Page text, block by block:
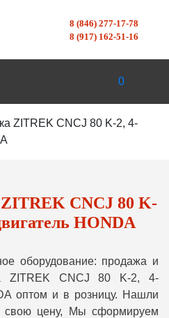
8 (846) 277-17-78
8 (917) 162-51-16
0
ZITREK CNCJ 80 K-2, 4-
CNCJ 80 K-
HONDA
оборудование: продажа и
ZITREK CNCJ 80 K-2, 4-
оптом и в розницу. Нашли
свою цену, Мы сформируем